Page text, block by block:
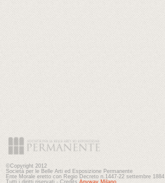
©Copyright 2012
Società per le Belle Arti ed Esposizione Permanente
Ente Morale eretto con Regio Decreto n.1447-22 settembre 1884
Tutti i diritti riservati - Credits Anyway Milano